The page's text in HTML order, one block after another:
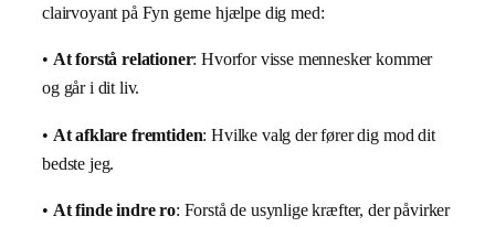
clairvoyant på Fyn gerne hjælpe dig med:
• At forstå relationer: Hvorfor visse mennesker kommer
og går i dit liv.
• At afklare fremtiden: Hvilke valg der fører dig mod dit
bedste jeg.
• At finde indre ro: Forstå de usynlige kræfter, der påvirker